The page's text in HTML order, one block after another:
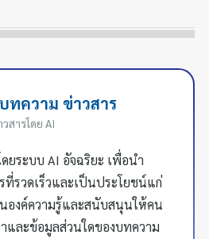
ทความ ข่าวสาร
สารโดย AI
ยระบบ AI อัจฉริยะ เพื่อนำ
ที่รวดเร็วและเป็นประโยชน์แก่
องค์ความรู้และสนับสนุนให้คน
และข้อมูลส่วนใดของบทความ